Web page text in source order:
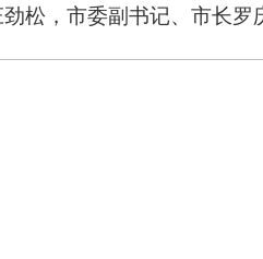
松，市委副书记、市长罗